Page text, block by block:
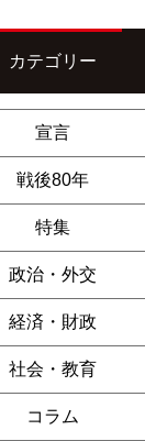
カテゴリー
宣言
戦後80年
特集
政治・外交
経済・財政
社会・教育
コラム